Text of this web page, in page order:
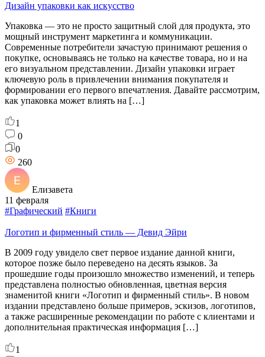
Дизайн упаковки как искусство
Упаковка — это не просто защитный слой для продукта, это
мощный инструмент маркетинга и коммуникации.
Современные потребители зачастую принимают решения о
покупке, основываясь не только на качестве товара, но и на
его визуальном представлении. Дизайн упаковки играет
ключевую роль в привлечении внимания покупателя и
формировании его первого впечатления. Давайте рассмотрим,
как упаковка может влиять на […]
1
0
0
260
Елизавета
11 февраля
#Графический #Книги
Логотип и фирменный стиль — Девид Эйри
В 2009 году увидело свет первое издание данной книги,
которое позже было переведено на десять языков. За
прошедшие годы произошло множество изменений, и теперь
представлена полностью обновленная, цветная версия
знаменитой книги «Логотип и фирменный стиль». В новом
издании представлено больше примеров, эскизов, логотипов,
а также расширенные рекомендации по работе с клиентами и
дополнительная практическая информация […]
1